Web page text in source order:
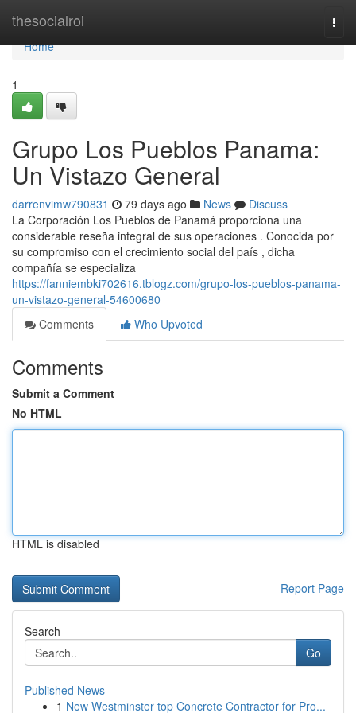
thesocialroi
Home
Home
1
Grupo Los Pueblos Panama:
Un Vistazo General
darrenvimw790831 79 days ago News
Discuss
La Corporación Los Pueblos de Panamá proporciona una
considerable reseña integral de sus operaciones . Conocida por
su compromiso con el crecimiento social del país , dicha
compañía se especializa
https://fanniembki702616.tblogz.com/grupo-los-pueblos-panama-
un-vistazo-general-54600680
Comments
Who Upvoted
Comments
Submit a Comment
No HTML
HTML is disabled
Report Page
Search
Go
Published News
1 New Westminster top Concrete Contractor for Pro...